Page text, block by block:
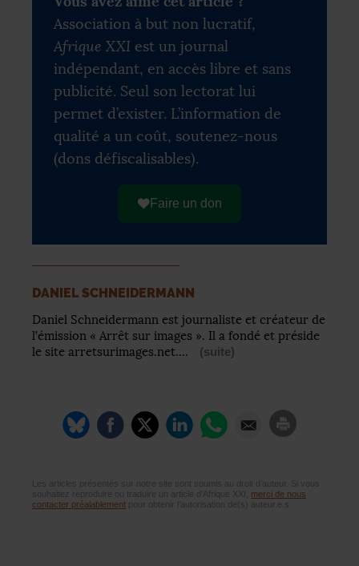
Association à but non lucratif,
Afrique XXI est un journal
indépendant, en accès libre et sans
publicité. Seul son lectorat lui
permet d’exister. L’information de
qualité a un coût, soutenez-nous
(dons défiscalisables).
Faire un don
DANIEL SCHNEIDERMANN
Daniel Schneidermann est journaliste et créateur de
l’émission « Arrêt sur images ». Il a fondé et préside
le site arretsurimages.net.…
(suite)
Les articles présentés sur notre site sont soumis au droit d’auteur. Si vous
souhaitez reproduire ou traduire un article d’Afrique XXI, merci de nous
contacter préalablement pour obtenir l’autorisation de(s) auteur.e.s.